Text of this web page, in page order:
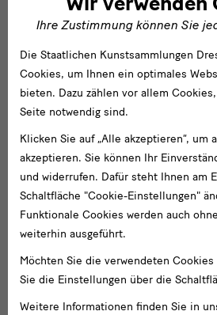
Skulpturensammlung
Christian Klose
Wissenschaftlicher Mitarbeiter
Ihre Zustimmung können Sie
Die Staatlichen Kunstsammlungen
Cookies, um Ihnen ein optimales
bieten. Dazu zählen vor allem
Seite notwendig sind.
Klicken Sie auf „Alle akzeptieren“, um
akzeptieren. Sie können Ihr
und widerrufen. Dafür steht Ihnen am
Schaltfläche "Cookie-Einstellungen"
Funktionale Cookies werden auch
weiterhin ausgeführt.
Möchten Sie die verwendeten
Sie die Einstellungen über die
Weitere Informationen finden Sie in